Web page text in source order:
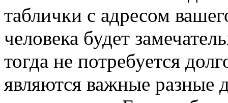
таблички с адресом
человека будет
тогда не потребуется
являются важные разные